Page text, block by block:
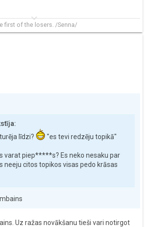
keyboard_arrow_down
first of the losers. /Senna/
līdzi?
"es tevi redzēju topikā"
varat piep*****s? Es neko nesaku par
neeju citos topikos visas pedo krāsas
Uz ražas novākšanu tieši vari notirgot